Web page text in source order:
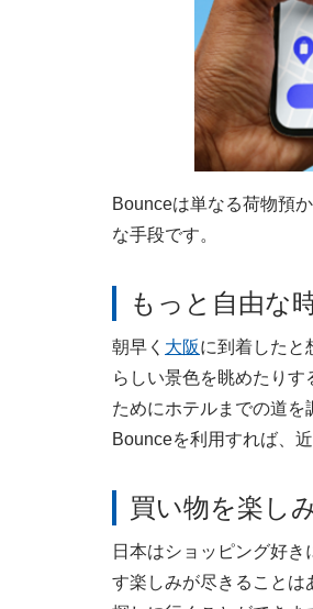
Bounceは単なる荷物預
な手段です。
もっと自由な
朝早く 大阪に到着したと
らしい景色を眺めたり
ためにホテルまでの道を
Bounceを利用すれば、
買い物を楽し
日本はショッピング好き
す楽しみが尽きることは